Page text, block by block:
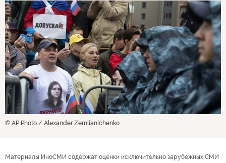
© AP Photo / Alexander Zemlianichenko
Материалы ИноСМИ содержат оценки исключительно зарубежных СМИ